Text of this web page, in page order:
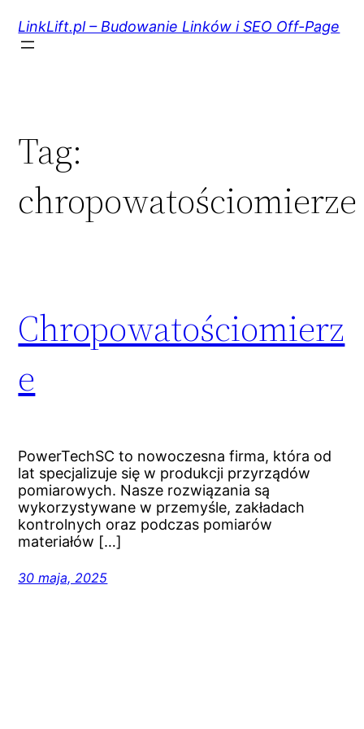
treści
LinkLift.pl – Budowanie Linków i SEO Off-Page
Tag:
chropowatościomierze
Chropowatościomierz
e
PowerTechSC to nowoczesna firma, która od
lat specjalizuje się w produkcji przyrządów
pomiarowych. Nasze rozwiązania są
wykorzystywane w przemyśle, zakładach
kontrolnych oraz podczas pomiarów
materiałów […]
30 maja, 2025